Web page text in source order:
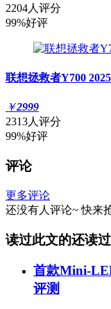
2204人评分
99%好评
联想拯救者Y700
￥2999
2313人评分
99%好评
评论
更多评论
还没有人评论~ 快来
读过此文的还读过
首款Mini-
评测